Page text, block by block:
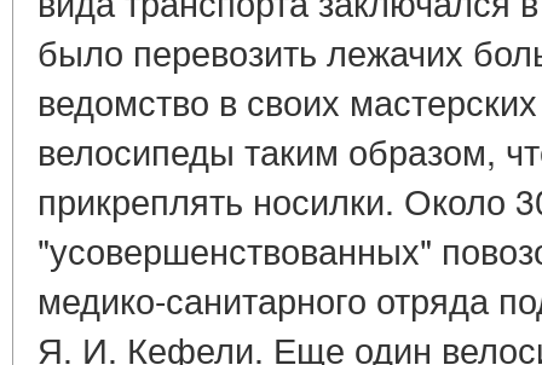
было перевозить лежачих
ведомство в своих
велосипеды таким образом,
прикреплять носилки. Около
"усовершенствованных"
медико-санитарного отряда
Я. И. Кефели. Еще один